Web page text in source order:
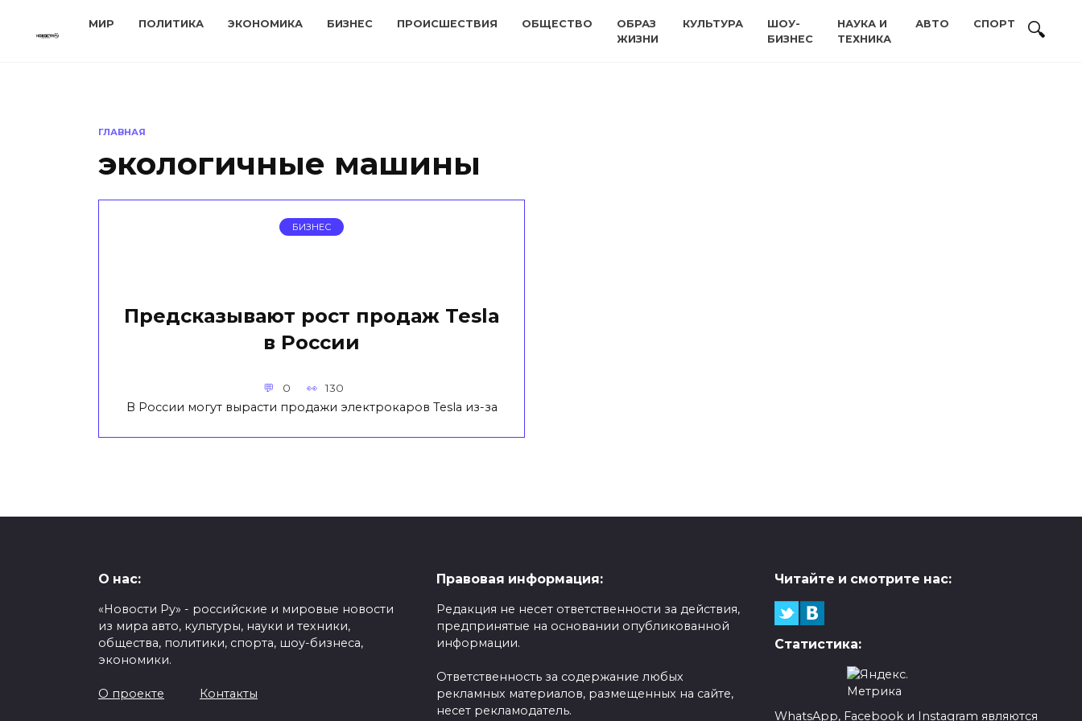
МИР ПОЛИТИКА ЭКОНОМИКА БИЗНЕС ПРОИСШЕСТВИЯ ОБЩЕСТВО
ОБРАЗ
ЖИЗНИ
КУЛЬТУРА
ШОУ-
БИЗНЕС
НАУКА И
ТЕХНИКА
АВТО СПОРТ
ГЛАВНАЯ
экологичные машины
БИЗНЕС
Предсказывают рост продаж Tesla
в России
0 130
В России могут вырасти продажи электрокаров Tesla из-за
О нас:
«Новости Ру» - российские и мировые новости
из мира авто, культуры, науки и техники,
общества, политики, спорта, шоу-бизнеса,
экономики.
О проекте Контакты
Правовая информация:
Редакция не несет ответственности за действия,
предпринятые на основании опубликованной
информации.
Ответственность за содержание любых
рекламных материалов, размещенных на сайте,
несет рекламодатель.
Читайте и смотрите нас:
Статистика:
WhatsApp, Facebook и Instagram являются